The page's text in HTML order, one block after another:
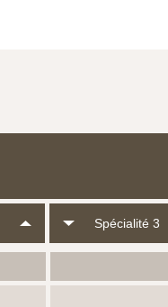
Spécialité 3